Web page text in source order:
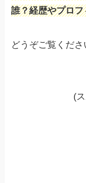
誰？経歴やプロ
どうぞご覧くださ
(